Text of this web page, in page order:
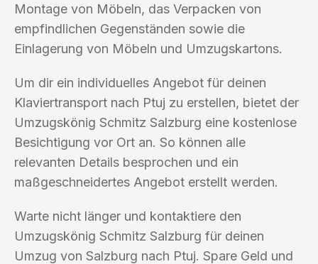
Montage von Möbeln, das Verpacken von
empfindlichen Gegenständen sowie die
Einlagerung von Möbeln und Umzugskartons.
Um dir ein individuelles Angebot für deinen
Klaviertransport nach Ptuj zu erstellen, bietet der
Umzugskönig Schmitz Salzburg eine kostenlose
Besichtigung vor Ort an. So können alle
relevanten Details besprochen und ein
maßgeschneidertes Angebot erstellt werden.
Warte nicht länger und kontaktiere den
Umzugskönig Schmitz Salzburg für deinen
Umzug von Salzburg nach Ptuj. Spare Geld und